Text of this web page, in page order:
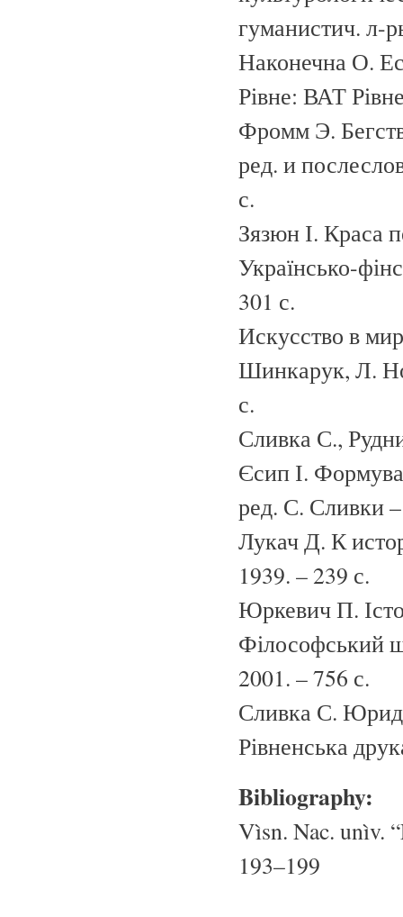
гуманистич. л-
Наконечна О.
Рівне: ВАТ
Фромм Э.
ред. и
с.
Зязюн І. Краса
Українсько-
301 с.
Искусство в
Шинкарук, Л.
с.
Сливка С.,
Єсип І.
ред. С. Сливки –
Лукач Д. К
1939. – 239 с.
Юркевич П.
Філософський
2001. – 756 с.
Сливка С.
Рівненська
Bibliography:
Vìsn. Nac. unìv.
193–199